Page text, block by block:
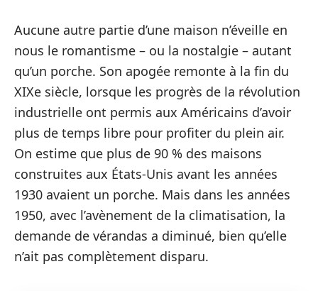
Aucune autre partie d’une maison n’éveille en
nous le romantisme – ou la nostalgie – autant
qu’un porche. Son apogée remonte à la fin du
XIXe siècle, lorsque les progrès de la révolution
industrielle ont permis aux Américains d’avoir
plus de temps libre pour profiter du plein air.
On estime que plus de 90 % des maisons
construites aux États-Unis avant les années
1930 avaient un porche. Mais dans les années
1950, avec l’avènement de la climatisation, la
demande de vérandas a diminué, bien qu’elle
n’ait pas complètement disparu.